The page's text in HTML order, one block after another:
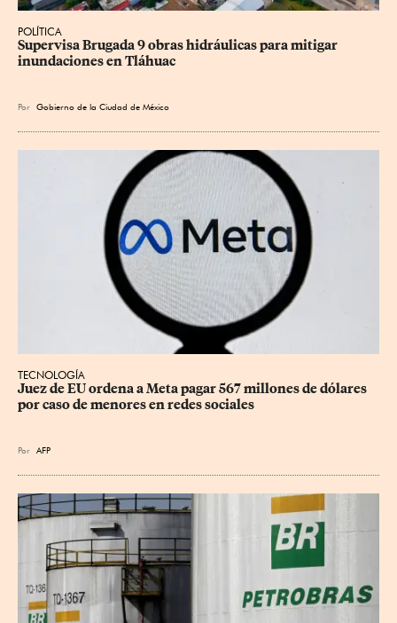
POLÍTICA
Supervisa Brugada 9 obras hidráulicas para mitigar
inundaciones en Tláhuac
Por Gobierno de la Ciudad de México
TECNOLOGÍA
Juez de EU ordena a Meta pagar 567 millones de dólares
por caso de menores en redes sociales
Por AFP